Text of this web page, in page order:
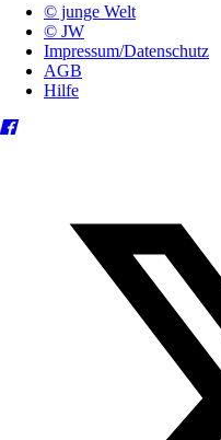
© junge Welt
© JW
Impressum/Datenschutz
AGB
Hilfe